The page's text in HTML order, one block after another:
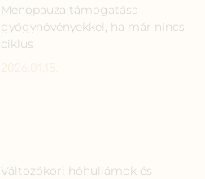
Menopauza támogatása
gyógynövényekkel, ha már nincs
ciklus
Változókori hőhullámok és